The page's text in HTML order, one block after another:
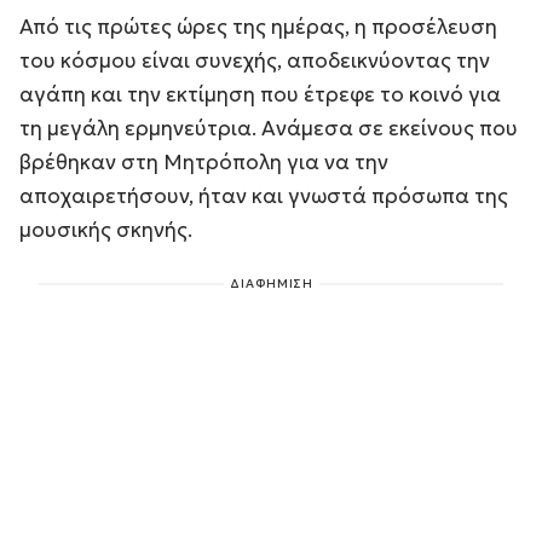
Από τις πρώτες ώρες της ημέρας, η προσέλευση
του κόσμου είναι συνεχής, αποδεικνύοντας την
αγάπη και την εκτίμηση που έτρεφε το κοινό για
τη μεγάλη ερμηνεύτρια. Ανάμεσα σε εκείνους που
βρέθηκαν στη Μητρόπολη για να την
αποχαιρετήσουν, ήταν και γνωστά πρόσωπα της
μουσικής σκηνής.
ΔΙΑΦΗΜΙΣΗ